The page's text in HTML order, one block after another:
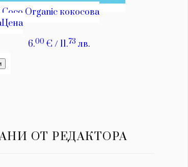
ОТ РЕДАКТОРА